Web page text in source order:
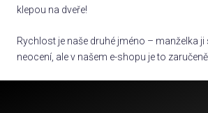
klepou na dveře!
Rychlost je naše druhé jméno – manželka
neocení, ale v našem e-shopu je to